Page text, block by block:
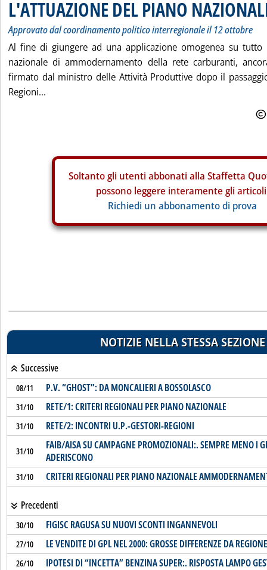
L'ATTUAZIONE DEL PIANO
Approvato dal coordinamento politico interregionale il 12 ottobre
Al fine di giungere ad una applicazione omogenea su
nazionale di ammodernamento della rete carburanti,
firmato dal ministro delle Attività Produttive dopo il
Regioni...
Soltanto gli utenti abbonati alla Staffetta
possono leggere interamente gli
Richiedi un abbonamento di prova
NOTIZIE NELLA STESSA SEZIONE
Successive
08/11 P.V. “GHOST”: DA MONCALIERI A BOSSOLASCO
31/10 RETE/1: CRITERI REGIONALI PER PIANO NAZIONALE
31/10 RETE/2: INCONTRI U.P.-GESTORI-REGIONI
31/10
FAIB/AISA SU CAMPAGNE PROMOZIONALI:. SEMPRE MENO I
ADERISCONO
31/10 CRITERI REGIONALI PER PIANO NAZIONALE
Precedenti
30/10 FIGISC RAGUSA SU NUOVI SCONTI INGANNEVOLI
27/10 LE VENDITE DI GPL NEL 2000: GROSSE DIFFERENZE DA
26/10 IPOTESI DI “INCETTA” BENZINA SUPER:. RISPOSTA LAMPO